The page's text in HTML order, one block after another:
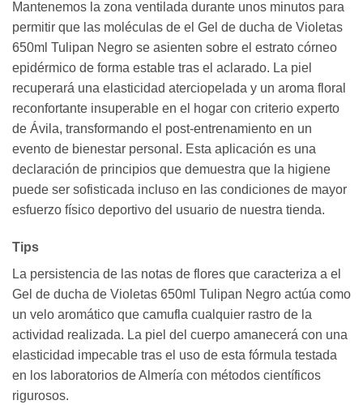
Mantenemos la zona ventilada durante unos minutos para
permitir que las moléculas de el Gel de ducha de Violetas
650ml Tulipan Negro se asienten sobre el estrato córneo
epidérmico de forma estable tras el aclarado. La piel
recuperará una elasticidad aterciopelada y un aroma floral
reconfortante insuperable en el hogar con criterio experto
de Ávila, transformando el post-entrenamiento en un
evento de bienestar personal. Esta aplicación es una
declaración de principios que demuestra que la higiene
puede ser sofisticada incluso en las condiciones de mayor
esfuerzo físico deportivo del usuario de nuestra tienda.
Tips
La persistencia de las notas de flores que caracteriza a el
Gel de ducha de Violetas 650ml Tulipan Negro actúa como
un velo aromático que camufla cualquier rastro de la
actividad realizada. La piel del cuerpo amanecerá con una
elasticidad impecable tras el uso de esta fórmula testada
en los laboratorios de Almería con métodos científicos
rigurosos.